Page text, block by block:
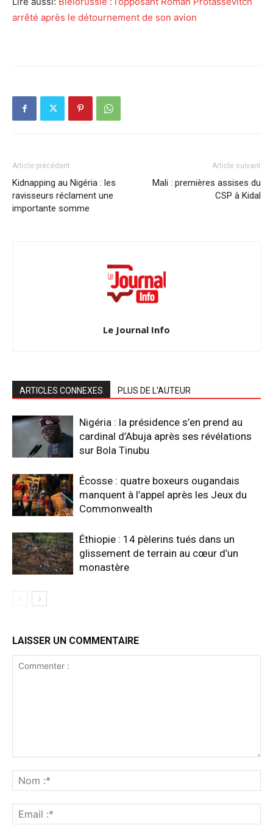
arrêté après le détournement de son avion
Article précédent
Kidnapping au Nigéria : les
ravisseurs réclament une
importante somme
Article suivant
Mali : premières assises du
CSP à Kidal
Le Journal Info
ARTICLES CONNEXES PLUS DE L'AUTEUR
Nigéria : la présidence s’en prend au
cardinal d’Abuja après ses révélations
sur Bola Tinubu
Écosse : quatre boxeurs ougandais
manquent à l’appel après les Jeux du
Commonwealth
Éthiopie : 14 pèlerins tués dans un
glissement de terrain au cœur d’un
monastère
LAISSER UN COMMENTAIRE